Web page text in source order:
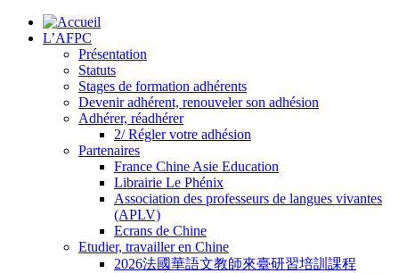
L’AFPC
Présentation
Statuts
Stages de formation adhérents
Devenir adhérent, renouveler son adhésion
Adhérer, réadhérer
2/ Régler votre adhésion
Partenaires
France Chine Asie Education
Librairie Le Phénix
Association des professeurs de langues vivantes
(APLV)
Ecrans de Chine
Etudier, travailler en Chine
2026法國華語文教師來臺研習培訓課程